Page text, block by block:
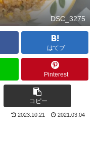
DSC_3275
はてブ
Pinterest
コピー
2023.10.21 2021.03.04